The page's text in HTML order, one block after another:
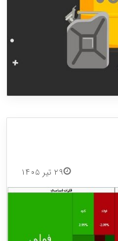
۲۹ تیر ۱۴۰۵